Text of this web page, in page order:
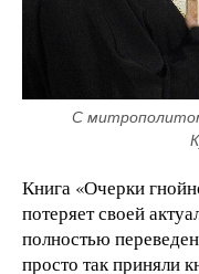
С
Книга «Очерки
потеряет своей
полностью
просто так приняли